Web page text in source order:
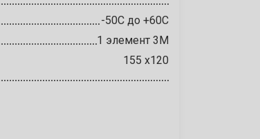
-50С до +60С
1 элемент 3М
155 х120